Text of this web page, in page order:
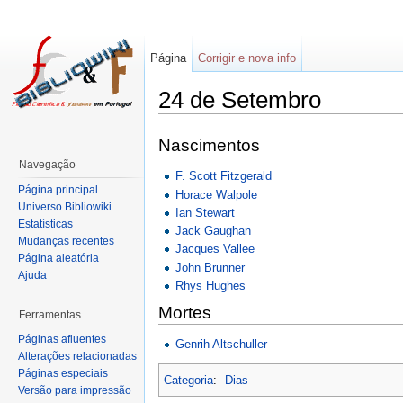
24 de Setembro
Nascimentos
F. Scott Fitzgerald
Horace Walpole
Ian Stewart
Jack Gaughan
Jacques Vallee
John Brunner
Rhys Hughes
Mortes
Genrih Altschuller
Categoria: Dias
Página Corrigir e nova info
Navegação
Página principal
Universo Bibliowiki
Estatísticas
Mudanças recentes
Página aleatória
Ajuda
Ferramentas
Páginas afluentes
Alterações relacionadas
Páginas especiais
Versão para impressão